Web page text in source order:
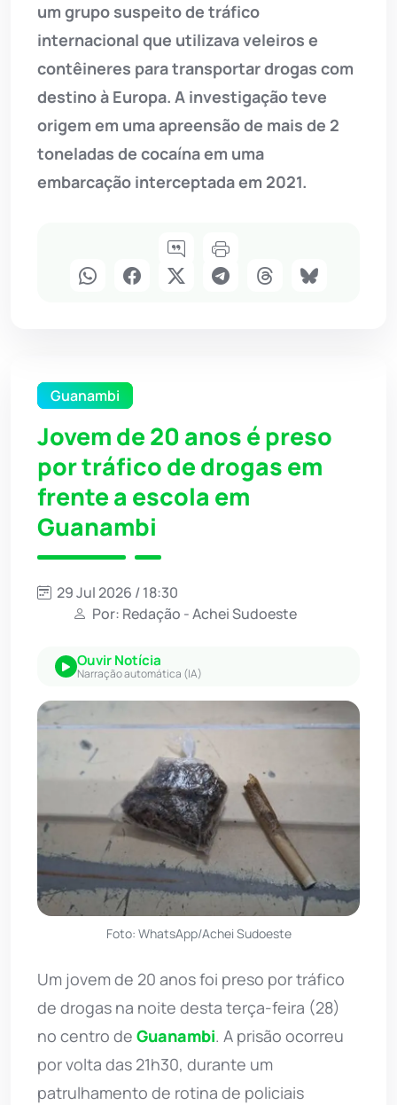
um grupo suspeito de tráfico
internacional que utilizava veleiros e
contêineres para transportar drogas com
destino à Europa. A investigação teve
origem em uma apreensão de mais de 2
toneladas de cocaína em uma
embarcação interceptada em 2021.
Guanambi
Jovem de 20 anos é preso
por tráfico de drogas em
frente a escola em
Guanambi
29 Jul 2026 / 18:30
Por: Redação - Achei Sudoeste
Ouvir Notícia
Narração automática (IA)
Foto: WhatsApp/Achei Sudoeste
Um jovem de 20 anos foi preso por tráfico
de drogas na noite desta terça-feira (28)
no centro de Guanambi. A prisão ocorreu
por volta das 21h30, durante um
patrulhamento de rotina de policiais